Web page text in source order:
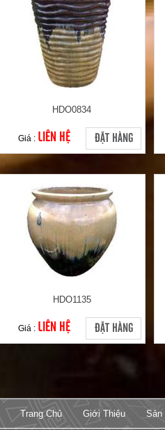
HDO0834
Giá : LIÊN HỆ ĐẶT HÀNG
HDO1135
Giá : LIÊN HỆ ĐẶT HÀNG
Trang Chủ Giới Thiệu Sản